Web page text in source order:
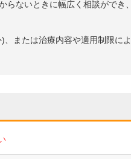
らないときに幅広く相談ができ
、または治療内容や適用制限に